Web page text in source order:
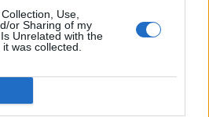
Use,
or Sharing of my
Unrelated with the
was collected.
adott ki a vízmű: ezen a
vízkorlátozást
vízállás miatt 14 településen
rendeltek el.